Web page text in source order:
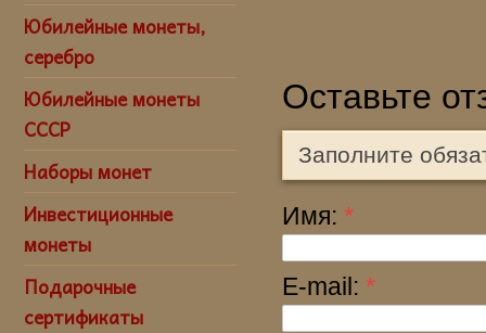
Юбилейные монеты,
серебро
Юбилейные монеты
СССР
Наборы монет
Инвестиционные
монеты
Подарочные
сертификаты
Оставьте
Заполните
Имя: *
E-mail: *